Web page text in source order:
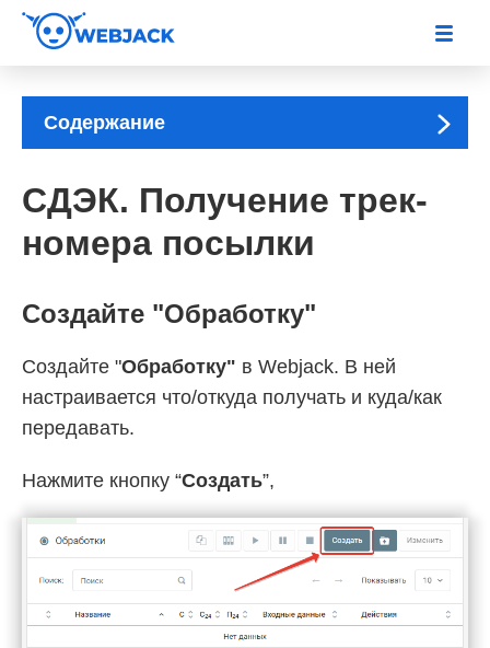
Содержание
СДЭК. Получение трек-
номера посылки
Создайте "Обработку"
Создайте "Обработку" в Webjack. В ней
настраивается что/откуда получать и куда/как
передавать.
Нажмите кнопку “Создать”,